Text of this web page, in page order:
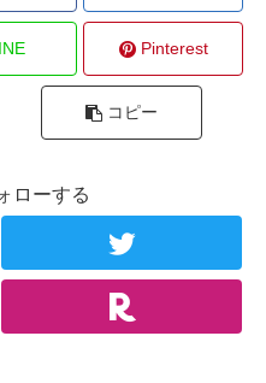
Pinterest
コピー
ローする